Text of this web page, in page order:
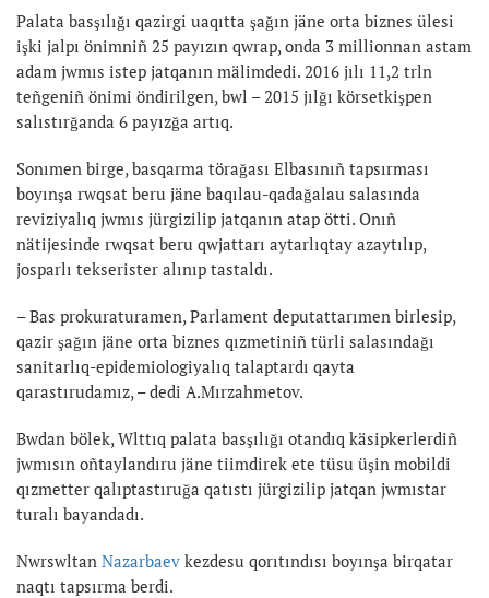
Palata basşılığı qazirgi uaqıtta şağın jäne orta biznes ülesi
işki jalpı önimniñ 25 payızın qwrap, onda 3 millionnan astam
adam jwmıs istep jatqanın mälimdedi. 2016 jılı 11,2 trln
teñgeniñ önimi öndirilgen, bwl – 2015 jılğı körsetkişpen
salıstırğanda 6 payızğa artıq.
Sonımen birge, basqarma törağası Elbasınıñ tapsırması
boyınşa rwqsat beru jäne baqılau-qadağalau salasında
reviziyalıq jwmıs jürgizilip jatqanın atap ötti. Onıñ
nätijesinde rwqsat beru qwjattarı aytarlıqtay azaytılıp,
josparlı tekserister alınıp tastaldı.
– Bas prokuraturamen, Parlament deputattarımen birlesip,
qazir şağın jäne orta biznes qızmetiniñ türli salasındağı
sanitarlıq-epidemiologiyalıq talaptardı qayta
qarastırudamız, – dedi A.Mırzahmetov.
Bwdan bölek, Wlttıq palata basşılığı otandıq käsipkerlerdiñ
jwmısın oñtaylandıru jäne tiimdirek ete tüsu üşin mobildi
qızmetter qalıptastıruğa qatıstı jürgizilip jatqan jwmıstar
turalı bayandadı.
Nwrswltan Nazarbaev kezdesu qorıtındısı boyınşa birqatar
naqtı tapsırma berdi.